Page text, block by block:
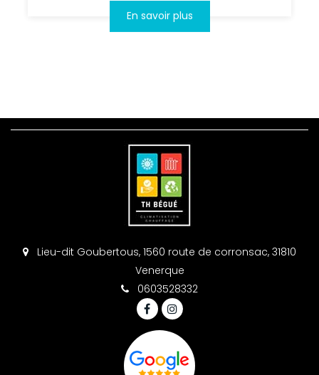
En savoir plus
Lieu-dit Goubertous, 1560 route de corronsac, 31810
Venerque
0603528332